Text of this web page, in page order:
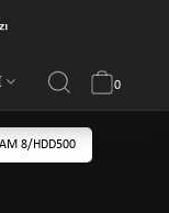
0
8/HDD500